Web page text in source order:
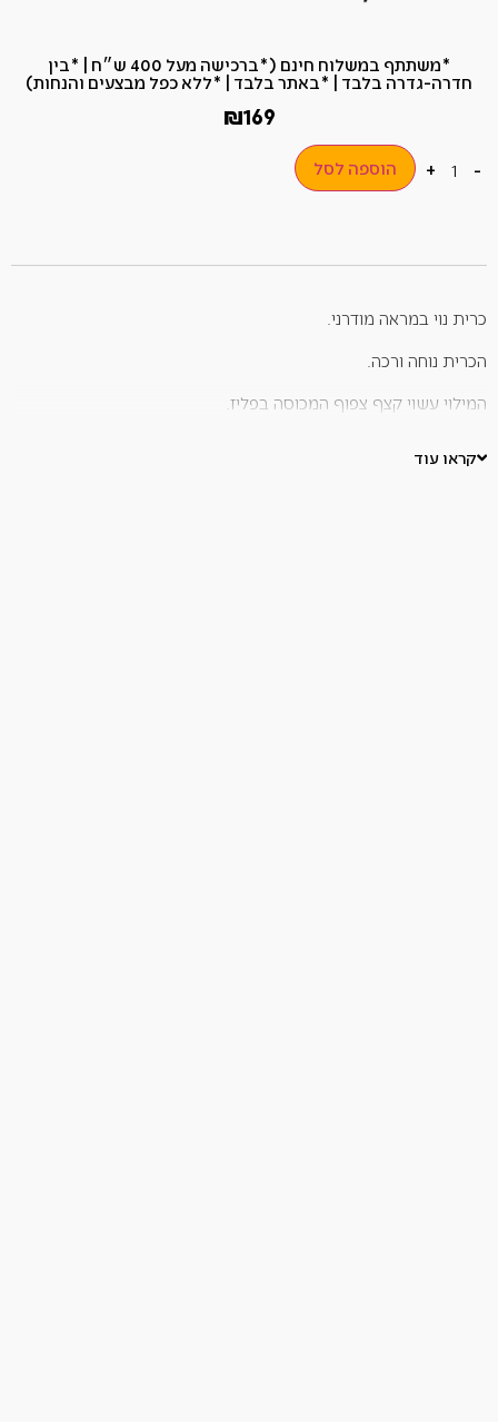
*משתתף במשלוח חינם (*ברכישה מעל 400 ש״ח​ | *בין
חדרה-גדרה בלבד | *באתר בלבד | *ללא כפל מבצעים והנחות)
₪169
-
+ הוספה לסל
כרית נוי במראה מודרני.
הכרית נוחה ורכה.
המילוי עשוי קצף צפוף המכוסה בפליז.
קראו עוד